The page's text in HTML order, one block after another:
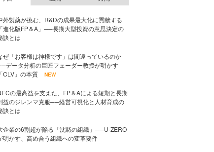
外製薬が挑む、R&Dの成果最大化に貢献する
「進化版FP＆A」──長期大型投資の意思決定の
訣とは
ぜ「お客様は神様です」は間違っているのか
データ分析の巨匠フェーダー教授が明かす
「CLV」の本質
NEW
の最高益を支えた、FP＆Aによる短期と長期
益のジレンマ克服──経営可視化と人材育成の
訣とは
企業の6割超が陥る「沈黙の組織」──U-ZERO
明かす、高め合う組織への変革要件